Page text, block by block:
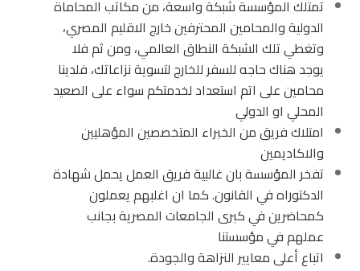
تمتلك المؤسسة شبكة واسعة، من مكاتب المحاماة
الدولية والمحامين المحترفين خارج الاقليم المصري،
وتغطي تلك الشبكة النطاق العالمي، ومن ثم فلا
يوجد هناك حاجه للسفر للخارج لتسوية نزاعاتك، فلدينا
محامين على اتم استعداد لخدمتكم سواء على الصعيد
المحلي او الدولي
امتلاك فريق من الخبراء المتخصصين المؤهليين
والاكاديمين
تفخر المؤسسة بان غالبية فريق العمل يحمل شهادة
الدكتوراه في القانون. كما ان اغلبهم يعملون
كمحاضرين في كبرى الجامعات المصرية بجانب
عملهم في مؤسستنا
اتباع أعلى معايير النزاهة والجودة.